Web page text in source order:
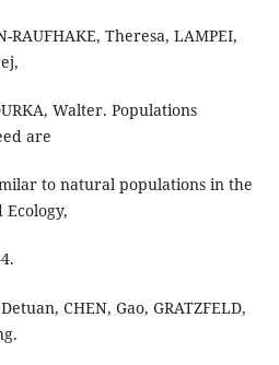
RAUFHAKE, Theresa, LAMPEI,
Walter. Populations
are
to natural populations in the
CHEN, Gao, GRATZFELD,